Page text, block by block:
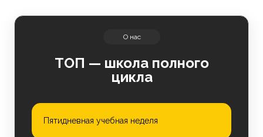
ТОП — школа полного
цикла
О нас
Пятидневная учебная неделя
https://dl.dropboxusercontent.com/